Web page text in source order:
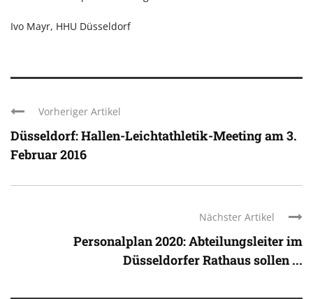
Ivo Mayr, HHU Düsseldorf
Vorheriger Artikel
Düsseldorf: Hallen-Leichtathletik-Meeting am 3.
Februar 2016
Nächster Artikel
Personalplan 2020: Abteilungsleiter im
Düsseldorfer Rathaus sollen ...